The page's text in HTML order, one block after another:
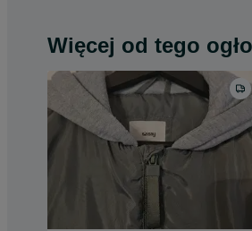
Więcej od tego